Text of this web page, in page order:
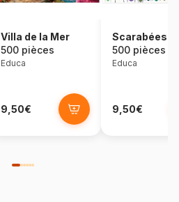
Villa de la Mer
500 pièces
Educa
9,50€
Scarabées
500 pièces
Educa
9,50€